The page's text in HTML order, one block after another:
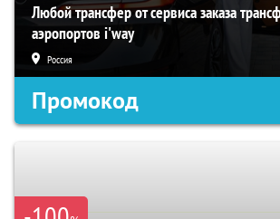
Любой трансфер от сервиса заказа
аэропортов i'way
Россия
Промокод